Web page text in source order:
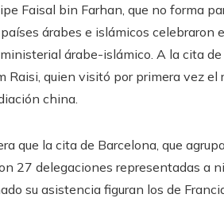
Faisal bin Farhan, que no forma
árabes e islámicos
árabe-islámico. A la cita
Raisi, quien visitó por primera vez
china.
que la cita de Barcelona, que
27 delegaciones representadas a
su asistencia figuran los de